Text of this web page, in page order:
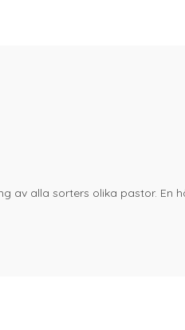
av alla sorters olika pastor. En